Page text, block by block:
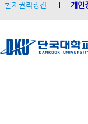
환자권리장전 개인